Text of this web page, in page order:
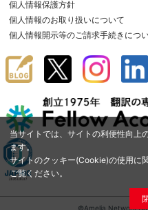
当サイトでは、サイトの利便性向上
ます。
サイトのクッキー(Cookie)の使用に
ご覧ください。
個人情報保護方針
個人情報のお取り扱いについて
個人情報開示等のご請求手続きにつ
©Amelia Network